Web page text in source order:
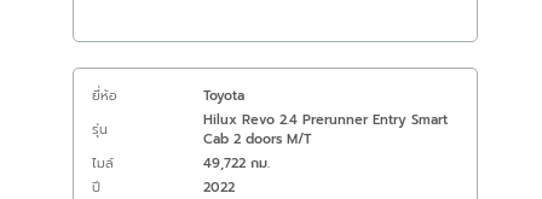
ยี่ห้อ
Toyota
รุ่น
Hilux Revo 2.4 Prerunner Entry Smart
Cab 2 doors M/T
ไมล์
49,722 กม.
ปี
2022